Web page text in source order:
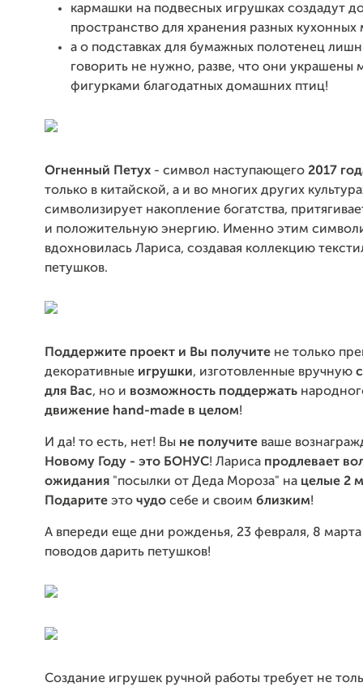
кармашки на подвесных игрушках создадут
пространство для хранения разных кухонных
а о подставках для бумажных полотенец
говорить не нужно, разве, что они украшены
фигурками благодатных домашних птиц!
Огненный Петух - символ наступающего 2017
только в китайской, а и во многих других
символизирует накопление богатства,
и положительную энергию. Именно этим
вдохновилась Лариса, создавая коллекцию
петушков.
Поддержите проект и Вы получите не только
декоративные игрушки, изготовленные вручную
для Вас, но и возможность поддержать
движение hand-made в целом!
И да! то есть, нет! Вы не получите ваше
Новому Году - это БОНУС! Лариса продлевает
ожидания "посылки от Деда Мороза" на целые 2
Подарите это чудо себе и своим близким!
А впереди еще дни рожденья, 23 февраля, 8
поводов дарить петушков!
Создание игрушек ручной работы требует не